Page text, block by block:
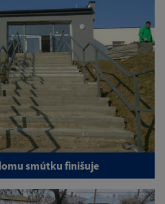
smútku finišuje